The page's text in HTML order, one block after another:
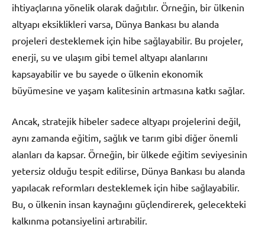
ihtiyaçlarına yönelik olarak dağıtılır. Örneğin, bir ülkenin
altyapı eksiklikleri varsa, Dünya Bankası bu alanda
projeleri desteklemek için hibe sağlayabilir. Bu projeler,
enerji, su ve ulaşım gibi temel altyapı alanlarını
kapsayabilir ve bu sayede o ülkenin ekonomik
büyümesine ve yaşam kalitesinin artmasına katkı sağlar.
Ancak, stratejik hibeler sadece altyapı projelerini değil,
aynı zamanda eğitim, sağlık ve tarım gibi diğer önemli
alanları da kapsar. Örneğin, bir ülkede eğitim seviyesinin
yetersiz olduğu tespit edilirse, Dünya Bankası bu alanda
yapılacak reformları desteklemek için hibe sağlayabilir.
Bu, o ülkenin insan kaynağını güçlendirerek, gelecekteki
kalkınma potansiyelini artırabilir.